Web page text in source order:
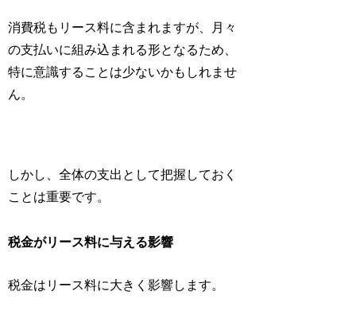
消費税もリース料に含まれますが、月々
の支払いに組み込まれる形となるため、
特に意識することは少ないかもしれませ
ん。
しかし、全体の支出として把握しておく
ことは重要です。
税金がリース料に与える影響
税金はリース料に大きく影響します。